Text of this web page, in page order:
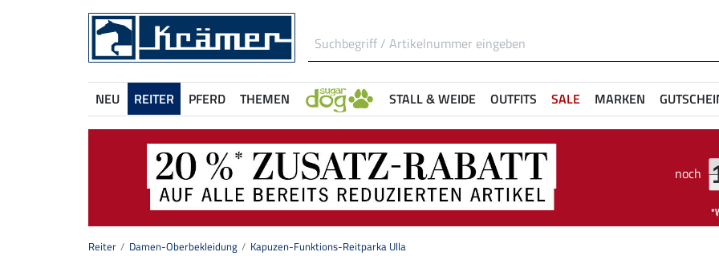
NEU REITER PFERD THEMEN STALL & WEIDE OUTFITS SALE MARKEN
noch
Reiter Damen-Oberbekleidung Kapuzen-Funktions-Reitparka Ulla